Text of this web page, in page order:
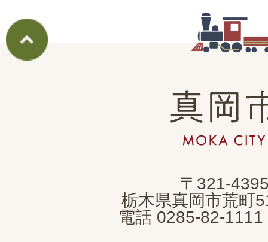
真
岡
市
CITY
〒321-
栃木県真岡市荒町
電話 0285-82-1111